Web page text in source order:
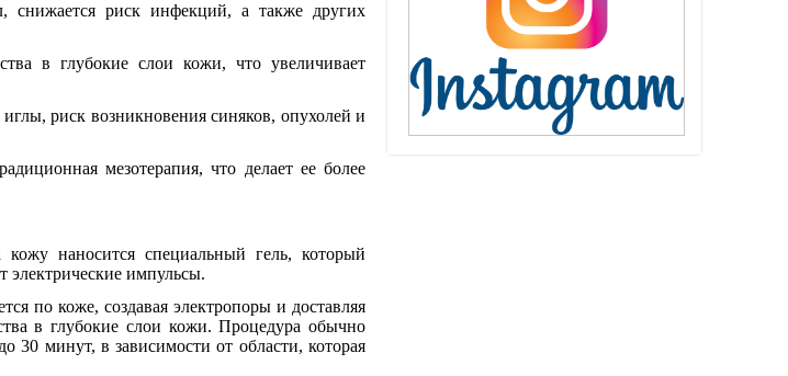
снижается риск инфекций, а также других
в глубокие слои кожи, что увеличивает
риск возникновения синяков, опухолей и
мезотерапия, что делает ее более
наносится специальный гель, который
электрические импульсы.
по коже, создавая электропоры и доставляя
в глубокие слои кожи. Процедура обычно
30 минут, в зависимости от области, которая